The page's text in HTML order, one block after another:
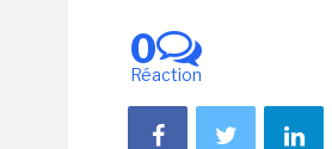
0
Réaction